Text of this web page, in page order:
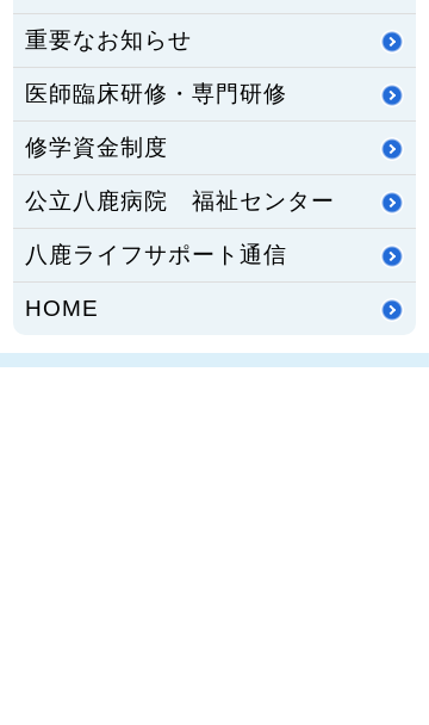
重要なお知らせ
医師臨床研修・専門研修
修学資金制度
公立八鹿病院 福祉センター
八鹿ライフサポート通信
HOME